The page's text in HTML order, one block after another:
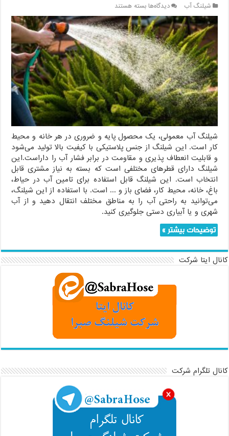
شیلنگ آب دیدگاه‌هابرای
فروش
بهترین
شیلنگ
آب
معمولی
بسته هستند
شیلنگ آب معمولی، یک محصول پایه و ضروری در هر خانه و محیط
کار است. این شیلنگ از جنس پلاستیکی با کیفیت بالا تولید می‌شود
و قابلیت انعطاف پذیری و مقاومت در برابر فشار آب را داراست.این
شیلنگ دارای قطرهای مختلفی است که بسته به نیاز مشتری قابل
انتخاب است. این شیلنگ قابل استفاده برای تامین آب در حیاط،
باغ، خانه، محیط کار، فضای باز و ... است. با استفاده از این شیلنگ،
می‌توانید به راحتی آب را به مناطق مختلف انتقال دهید و از آب
شهری و یا آبیاری دستی جلوگیری کنید.
توضیحات بیشتر »
کانال ایتا شرکت
کانال تلگرام شرکت